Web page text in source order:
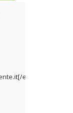
email